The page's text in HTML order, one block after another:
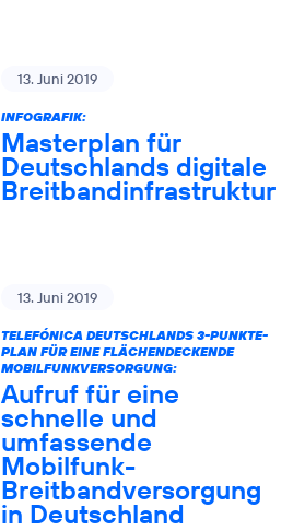
13. Juni 2019
INFOGRAFIK:
Masterplan für
Deutschlands digitale
Breitbandinfrastruktur
13. Juni 2019
TELEFÓNICA DEUTSCHLANDS 3-PUNKTE-
PLAN FÜR EINE FLÄCHENDECKENDE
MOBILFUNKVERSORGUNG:
Aufruf für eine
schnelle und
umfassende
Mobilfunk-
Breitbandversorgung
in Deutschland